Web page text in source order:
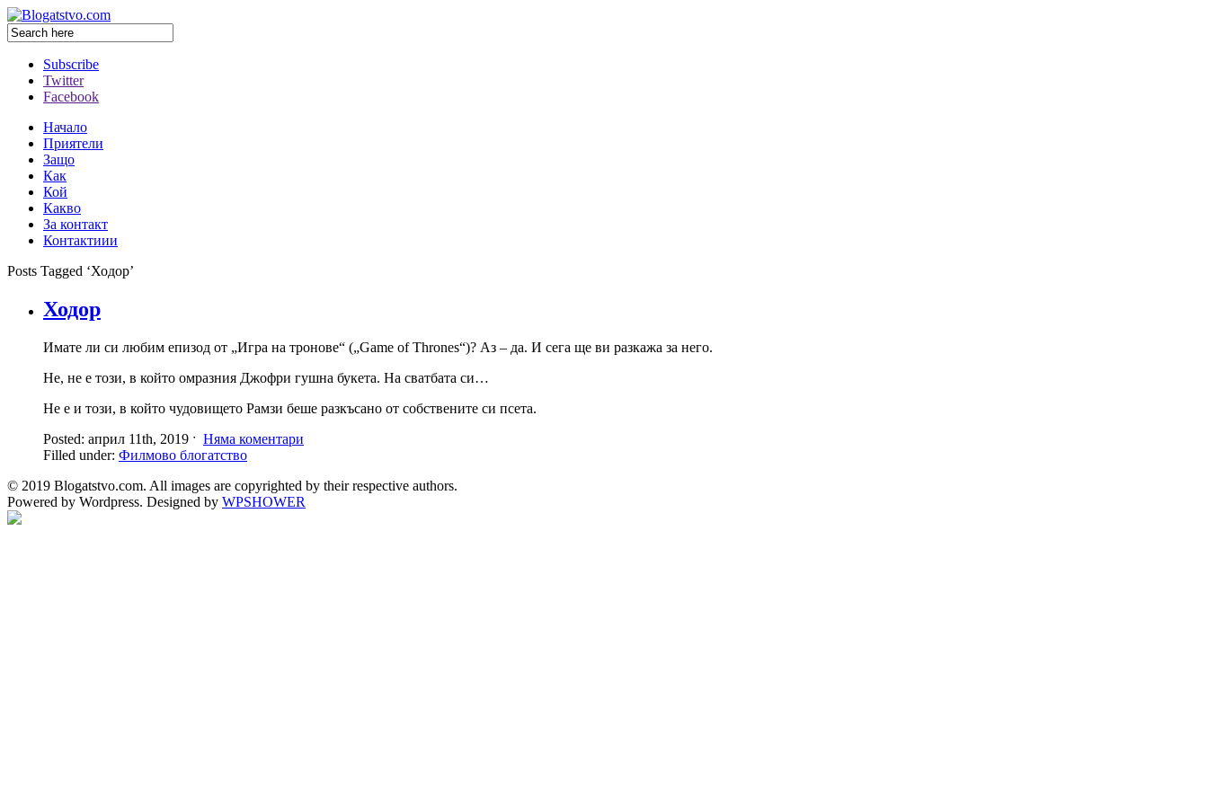
Subscribe
Twitter
Facebook
Начало
Приятели
Защо
Как
Кой
Какво
За контакт
Контактиии
Posts Tagged ‘Ходор’
Ходор
Имате ли си любим епизод от „Игра на тронове“ („Game of Thrones“)? Аз – да. И сега ще ви разкажа за него.
Не, не е този, в който омразния Джофри гушна букета. На сватбата си…
Не е и този, в който чудовището Рамзи беше разкъсано от собствените си псета.
Posted: април 11th, 2019 ˑ Няма коментари
Filled under: Филмово блогатство
© 2019 Blogatstvo.com. All images are copyrighted by their respective authors.
Powered by Wordpress. Designed by WPSHOWER